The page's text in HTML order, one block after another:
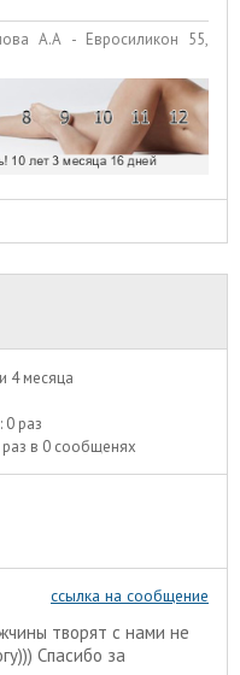
А.А - Евросиликон 55,
4 месяца
0 раз
раз в 0 сообщенях
ссылка на сообщение
творят с нами не
Спасибо за